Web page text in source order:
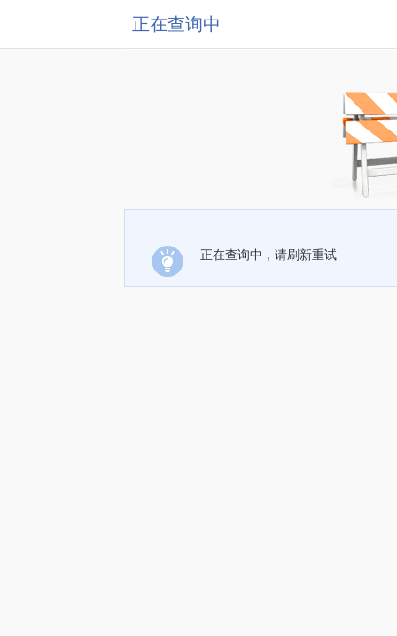
正在查询中
正在查询中，请刷新重试